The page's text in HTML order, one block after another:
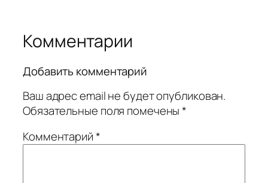
Комментарии
Добавить комментарий
Ваш адрес email не будет опубликован.
Обязательные поля помечены*
Комментарий*